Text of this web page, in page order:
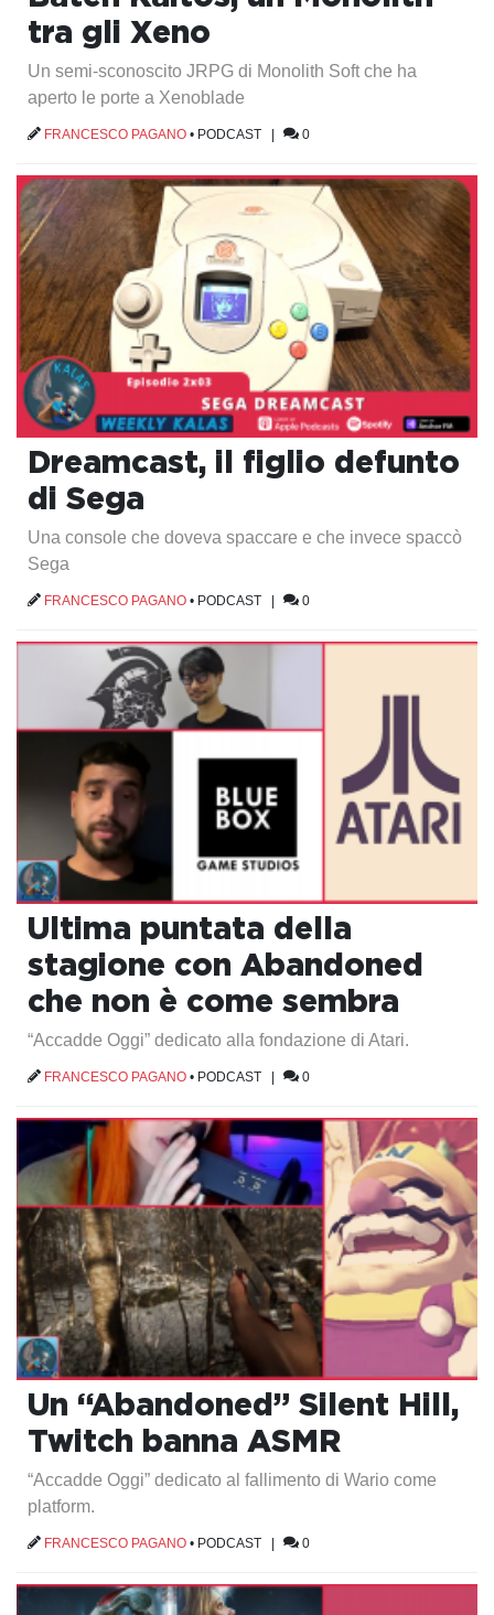
tra gli Xeno
Un semi-sconoscito JRPG di Monolith Soft che ha
aperto le porte a Xenoblade
FRANCESCO PAGANO • PODCAST 0
Dreamcast, il figlio defunto
di Sega
Una console che doveva spaccare e che invece spaccò
Sega
FRANCESCO PAGANO • PODCAST | 0
Ultima puntata della
stagione con Abandoned
che non è come sembra
“Accadde Oggi” dedicato alla fondazione di Atari.
FRANCESCO PAGANO • PODCAST | 0
Un “Abandoned” Silent Hill,
Twitch banna ASMR
“Accadde Oggi” dedicato al fallimento di Wario come
platform.
FRANCESCO PAGANO • PODCAST | 0